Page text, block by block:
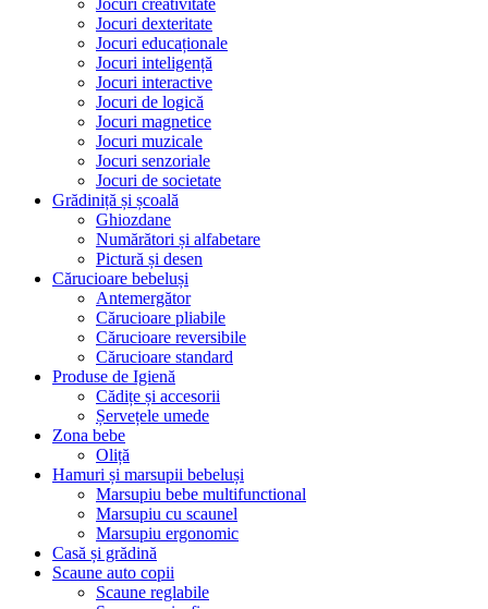
Jocuri dexteritate
Jocuri educaționale
Jocuri inteligență
Jocuri interactive
Jocuri de logică
Jocuri magnetice
Jocuri muzicale
Jocuri senzoriale
Jocuri de societate
Grădiniță și școală
Ghiozdane
Numărători și alfabetare
Pictură și desen
Cărucioare bebeluși
Antemergător
Cărucioare pliabile
Cărucioare reversibile
Cărucioare standard
Produse de Igienă
Cădițe și accesorii
Șervețele umede
Zona bebe
Oliță
Hamuri și marsupii bebeluși
Marsupiu bebe multifunctional
Marsupiu cu scaunel
Marsupiu ergonomic
Casă și grădină
Scaune auto copii
Scaune reglabile